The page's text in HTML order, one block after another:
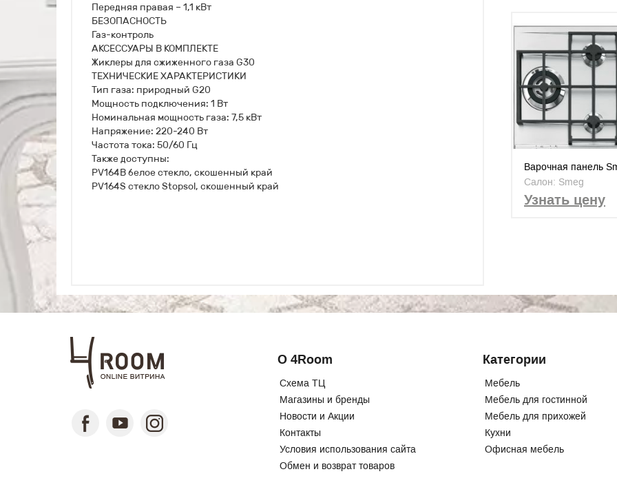
Передняя правая – 1,1 кВт
БЕЗОПАСНОСТЬ
Газ-контроль
АКСЕССУАРЫ В КОМПЛЕКТЕ
Жиклеры для сжиженного газа G30
ТЕХНИЧЕСКИЕ ХАРАКТЕРИСТИКИ
Тип газа: природный G20
Мощность подключения: 1 Вт
Номинальная мощность газа: 7,5 кВт
Напряжение: 220-240 Вт
Частота тока: 50/60 Гц
Также доступны:
PV164B белое стекло, скошенный край
PV164S стекло Stopsol, скошенный край
Варочная панель
P1641X
Салон: Smeg
Узнать цену
О 4Room
Схема ТЦ
Магазины и бренды
Новости и Акции
Контакты
Условия использования сайта
Обмен и возврат товаров
Категории
Мебель
Мебель для гостинной
Мебель для прихожей
Кухни
Офисная мебель